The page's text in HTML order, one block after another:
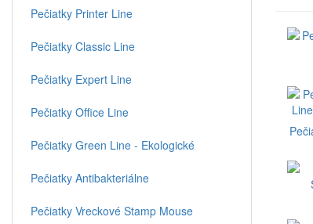
Pečiatky Printer Line
Pečiatky Classic Line
Pečiatky Expert Line
Pečiatky Office Line
Pečiatky Green Line - Ekologické
Pečiatky Antibakteriálne
Pečiatky Vreckové Stamp Mouse